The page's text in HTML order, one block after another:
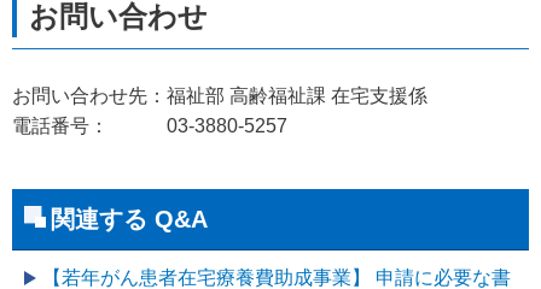
お問い合わせ先：福祉部 高齢福祉課 在宅支援係
電話番号： 03-3880-5257
関連する Q&A
【若年がん患者在宅療養費助成事業】 申請に必要な書